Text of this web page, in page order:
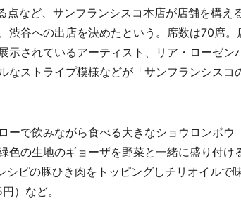
など、サンフランシスコ本店が店舗を構え
渋谷への出店を決めたという。席数は70席
示されているアーティスト、リア・ローゼン
なストライプ模様などが「サンフランシスコ
で飲みながら食べる大きなショウロンポウ
色の生地のギョーザを野菜と一緒に盛り付け
シピの豚ひき肉をトッピングしチリオイルで
）など。